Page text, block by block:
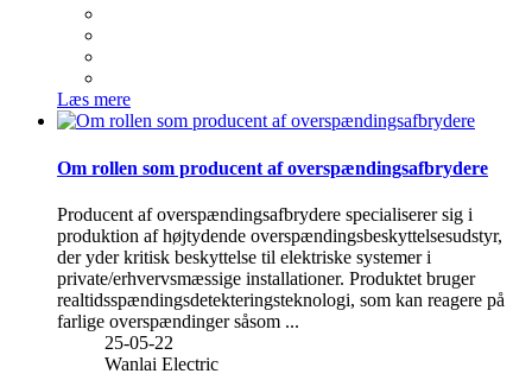
Læs mere
Om rollen som producent af overspændingsafbrydere
Producent af overspændingsafbrydere specialiserer sig i
produktion af højtydende overspændingsbeskyttelsesudstyr,
der yder kritisk beskyttelse til elektriske systemer i
private/erhvervsmæssige installationer. Produktet bruger
realtidsspændingsdetekteringsteknologi, som kan reagere på
farlige overspændinger såsom ...
25-05-22
Wanlai Electric